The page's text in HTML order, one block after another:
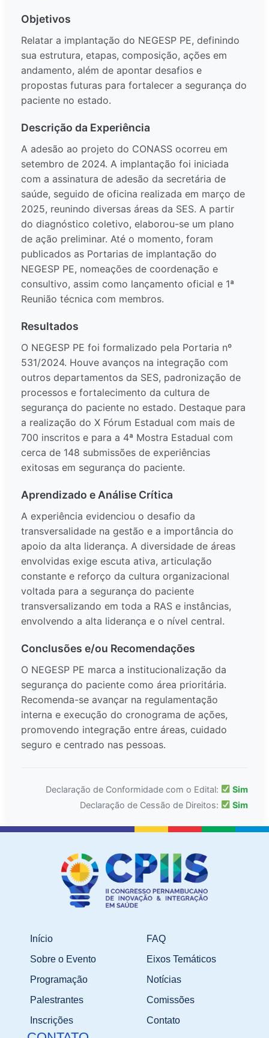
Objetivos
Relatar a implantação do NEGESP PE, definindo
sua estrutura, etapas, composição, ações em
andamento, além de apontar desafios e
propostas futuras para fortalecer a segurança do
paciente no estado.
Descrição da Experiência
A adesão ao projeto do CONASS ocorreu em
setembro de 2024. A implantação foi iniciada
com a assinatura de adesão da secretária de
saúde, seguido de oficina realizada em março de
2025, reunindo diversas áreas da SES. A partir
do diagnóstico coletivo, elaborou-se um plano
de ação preliminar. Até o momento, foram
publicados as Portarias de implantação do
NEGESP PE, nomeações de coordenação e
consultivo, assim como lançamento oficial e 1ª
Reunião técnica com membros.
Resultados
O NEGESP PE foi formalizado pela Portaria nº
531/2024. Houve avanços na integração com
outros departamentos da SES, padronização de
processos e fortalecimento da cultura de
segurança do paciente no estado. Destaque para
a realização do X Fórum Estadual com mais de
700 inscritos e para a 4ª Mostra Estadual com
cerca de 148 submissões de experiências
exitosas em segurança do paciente.
Aprendizado e Análise Crítica
A experiência evidenciou o desafio da
transversalidade na gestão e a importância do
apoio da alta liderança. A diversidade de áreas
envolvidas exige escuta ativa, articulação
constante e reforço da cultura organizacional
voltada para a segurança do paciente
transversalizando em toda a RAS e instâncias,
envolvendo a alta liderança e o nível central.
Conclusões e/ou Recomendações
O NEGESP PE marca a institucionalização da
segurança do paciente como área prioritária.
Recomenda-se avançar na regulamentação
interna e execução do cronograma de ações,
promovendo integração entre áreas, cuidado
seguro e centrado nas pessoas.
Declaração de Conformidade com o Edital:
Sim
Declaração de Cessão de Direitos:
Sim
Início
Sobre o Evento
Programação
Palestrantes
Inscrições
FAQ
Eixos Temáticos
Notícias
Comissões
Contato